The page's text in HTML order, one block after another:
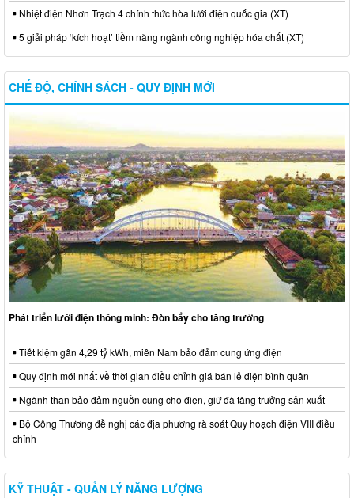
Nhiệt điện Nhơn Trạch 4 chính thức hòa lưới điện quốc gia (XT)
5 giải pháp ‘kích hoạt’ tiềm năng ngành công nghiệp hóa chất (XT)
CHẾ ĐỘ, CHÍNH SÁCH - QUY ĐỊNH MỚI
Phát triển lưới điện thông minh: Đòn bẩy cho tăng trưởng
Tiết kiệm gần 4,29 tỷ kWh, miền Nam bảo đảm cung ứng điện
Quy định mới nhất về thời gian điều chỉnh giá bán lẻ điện bình quân
Ngành than bảo đảm nguồn cung cho điện, giữ đà tăng trưởng sản xuất
Bộ Công Thương đề nghị các địa phương rà soát Quy hoạch điện VIII điều
chỉnh
KỸ THUẬT - QUẢN LÝ NĂNG LƯỢNG